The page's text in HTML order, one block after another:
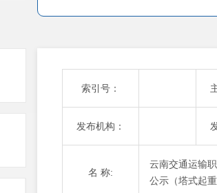
索引号：
发布机构：
名 称:
云南交通运输
公示（塔式起重